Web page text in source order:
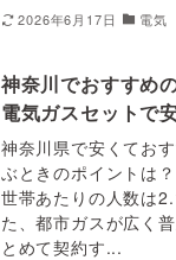
2026年6月17日 電気
神奈川でおすすめ
電気ガスセットで
神奈川県で安くてお
ぶときのポイントは
世帯あたりの人数は
た、都市ガスが広く
とめて契約す...